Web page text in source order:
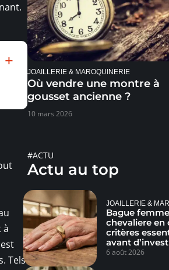
à
Tels
JOAILLERIE & MAROQUINERIE
Où vendre une montre à
gousset ancienne ?
10 mars 2026
#ACTU
Actu au top
JOAILLERIE &
Bague femme
chevaliere en
critères
avant
6 août 2026